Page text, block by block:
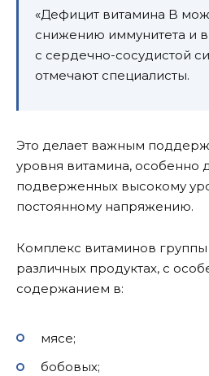
«Дефицит витамина B
снижению иммунитета и
с сердечно-сосудистой
отмечают специалисты.
Это делает важным
уровня витамина, особенно
подверженных высокому
постоянному напряжению.
Комплекс витаминов
различных продуктах, с
содержанием в:
мясе;
бобовых;